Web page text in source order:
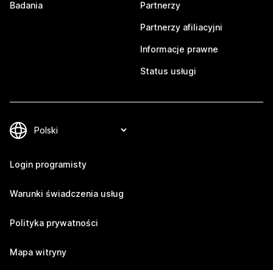
Badania Partnerzy
Partnerzy afiliacyjni
Informacje prawne
Status usługi
Login programisty
Warunki świadczenia usług
Polityka prywatności
Mapa witryny